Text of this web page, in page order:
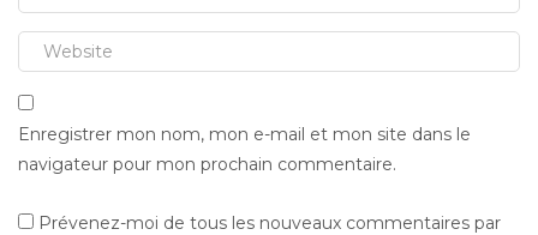
Enregistrer mon nom, mon e-mail et mon site dans le
navigateur pour mon prochain commentaire.
Prévenez-moi de tous les nouveaux commentaires par